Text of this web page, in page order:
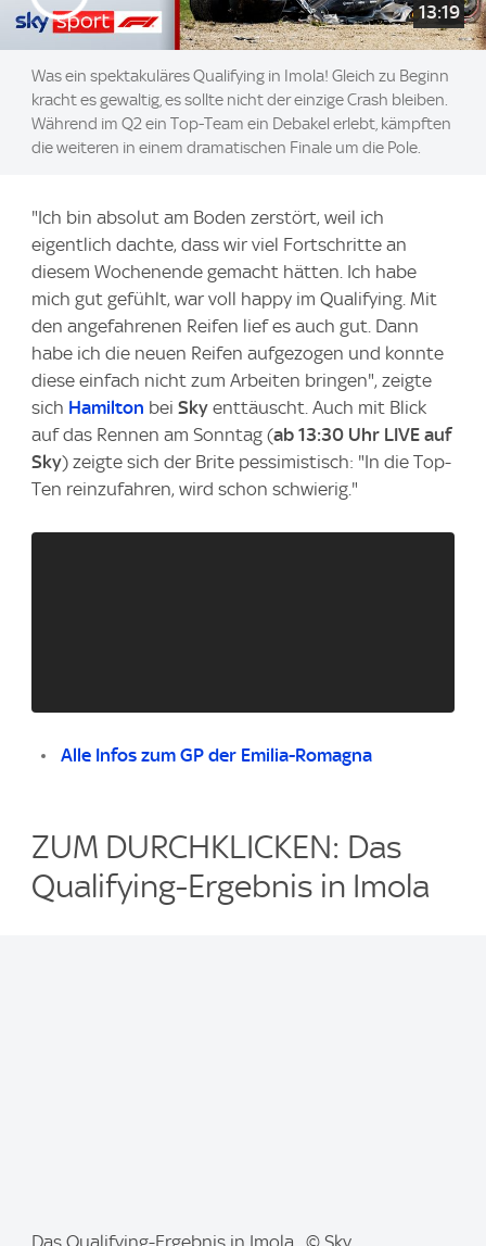
13:19
Was ein spektakuläres Qualifying in Imola! Gleich zu Beginn
kracht es gewaltig, es sollte nicht der einzige Crash bleiben.
Während im Q2 ein Top-Team ein Debakel erlebt, kämpften
die weiteren in einem dramatischen Finale um die Pole.
"Ich bin absolut am Boden zerstört, weil ich
eigentlich dachte, dass wir viel Fortschritte an
diesem Wochenende gemacht hätten. Ich habe
mich gut gefühlt, war voll happy im Qualifying. Mit
den angefahrenen Reifen lief es auch gut. Dann
habe ich die neuen Reifen aufgezogen und konnte
diese einfach nicht zum Arbeiten bringen", zeigte
sich Hamilton bei Sky enttäuscht. Auch mit Blick
auf das Rennen am Sonntag (ab 13:30 Uhr LIVE auf
Sky) zeigte sich der Brite pessimistisch: "In die Top-
Ten reinzufahren, wird schon schwierig."
Alle Infos zum GP der Emilia-Romagna
ZUM DURCHKLICKEN: Das
Qualifying-Ergebnis in Imola
Das Qualifying-Ergebnis in Imola. © Sky